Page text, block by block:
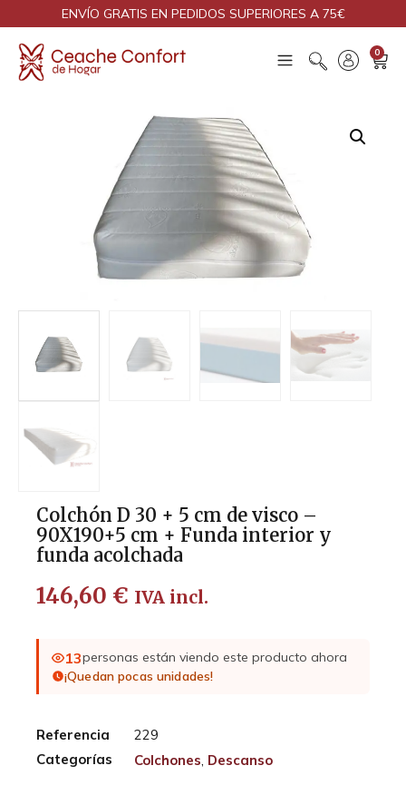
ENVÍO GRATIS EN PEDIDOS SUPERIORES A 75€
0
Colchón D 30 + 5 cm de visco –
90X190+5 cm + Funda interior y
funda acolchada
146,60 € IVA incl.
13personas están viendo este producto ahora
¡Quedan pocas unidades!
Referencia
229
Categorías
Colchones Descanso